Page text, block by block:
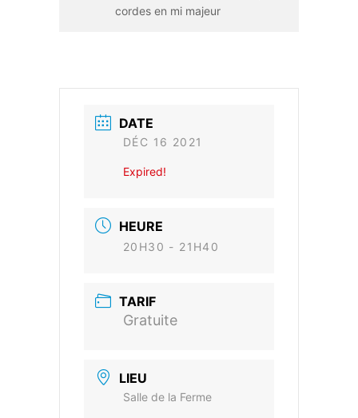
cordes en mi majeur
DATE
DÉC 16 2021
Expired!
HEURE
20H30 - 21H40
TARIF
Gratuite
LIEU
Salle de la Ferme